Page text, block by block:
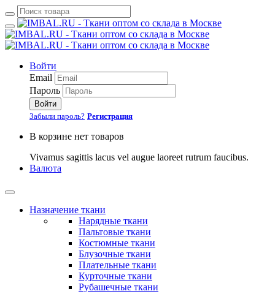
Войти
Email
Пароль
Войти
Забыли пароль? Регистрация
В корзине нет товаров
Vivamus sagittis lacus vel augue laoreet rutrum faucibus.
Валюта
Назначение ткани
Нарядные ткани
Пальтовые ткани
Костюмные ткани
Блузочные ткани
Плательные ткани
Курточные ткани
Рубашечные ткани